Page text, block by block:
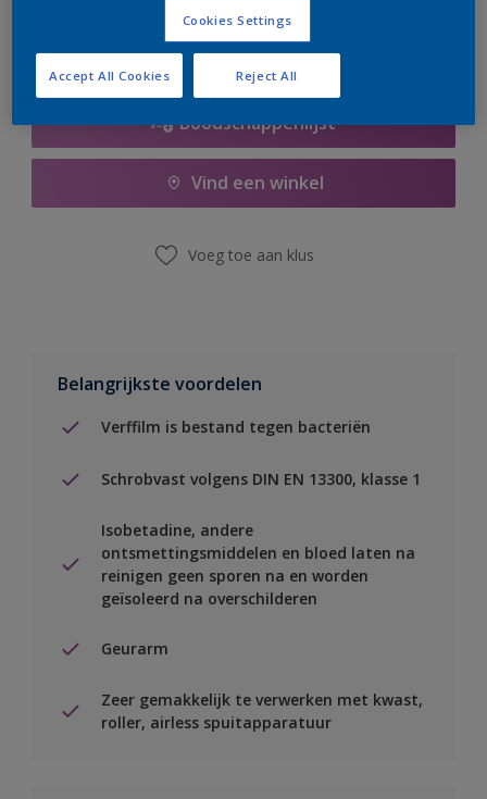
Boodschappenlijst
Vind een winkel
Voeg toe aan klus
Belangrijkste voordelen
Verffilm is bestand tegen bacteriën
Schrobvast volgens DIN EN 13300, klasse 1
Isobetadine, andere
ontsmettingsmiddelen en bloed laten na
reinigen geen sporen na en worden
geïsoleerd na overschilderen
Geurarm
Zeer gemakkelijk te verwerken met kwast,
roller, airless spuitapparatuur
Cookies Settings
Reject All
Accept All Cookies